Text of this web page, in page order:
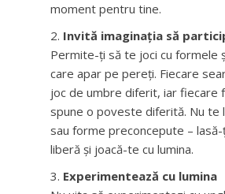
moment pentru tine.
Invită imaginația să
Permite-ți să te joci cu formele
care apar pe pereți. Fiecare
joc de umbre diferit, iar fiecare
spune o poveste diferită. Nu te
sau forme preconcepute –
liberă și joacă-te cu lumina.
Experimentează cu lumina